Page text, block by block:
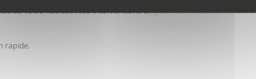
de votre habitat. Nos interventions enpose de revêtements sols
rapide.